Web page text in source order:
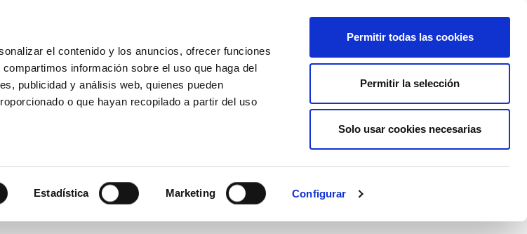
el contenido y los anuncios, ofrecer funciones
información sobre el uso que haga del
publicidad y análisis web, quienes pueden
o que hayan recopilado a partir del uso
Estadística Marketing Configurar
Permitir todas las cookies
Permitir la selección
Solo usar cookies necesarias
AFÍLIATE